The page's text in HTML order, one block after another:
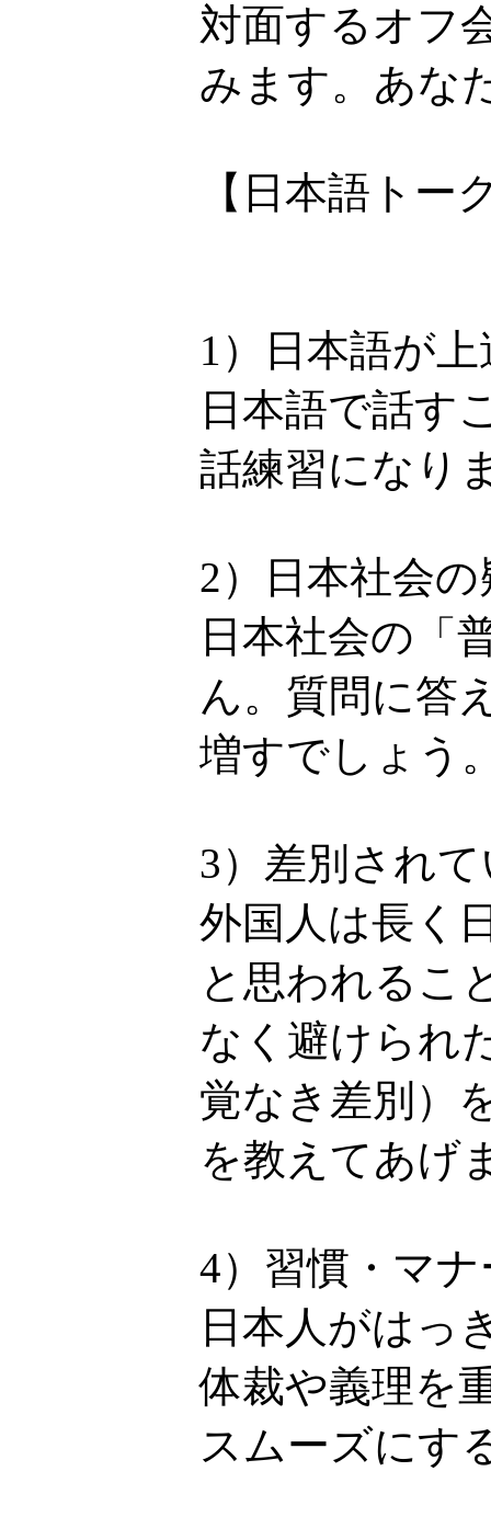
対面するオフ
みます。あな
【日本語ト
1）日本語が
日本語で話す
話練習になり
2）日本社会
日本社会の「
ん。質問に答
増すでしょう
3）差別され
外国人は長く
と思われるこ
なく避けられ
覚なき差別）
を教えてあげ
4）習慣・マ
日本人がはっ
体裁や義理を
スムーズにす